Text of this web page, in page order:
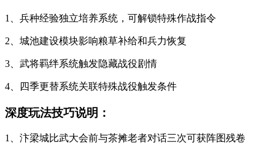
1、兵种经验独立培养系统，可解锁特殊作战指令
2、城池建设模块影响粮草补给和兵力恢复
3、武将羁绊系统触发隐藏战役剧情
4、四季更替系统关联特殊战役触发条件
深度玩法技巧说明：
1、汴梁城比武大会前与茶摊老者对话三次可获阵图残卷